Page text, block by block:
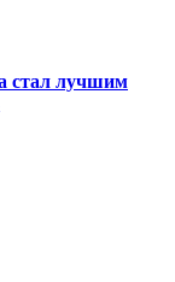
стал лучшим